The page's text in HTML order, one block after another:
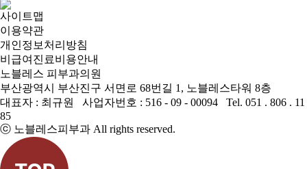
사이트맵
이용약관
개인정보처리방침
비급여진료비용안내
노블레스 피부과의원
부산광역시 부산진구 서면로 68번길 1, 노블레스타워 8층
대표자 : 최규원 사업자번호 : 516 - 09 - 00094 Tel. 051 . 806 . 11
85
ⓒ 노블레스피부과 All rights reserved.